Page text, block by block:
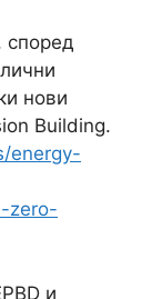
според
нови
Building.
energy-
zero-
и